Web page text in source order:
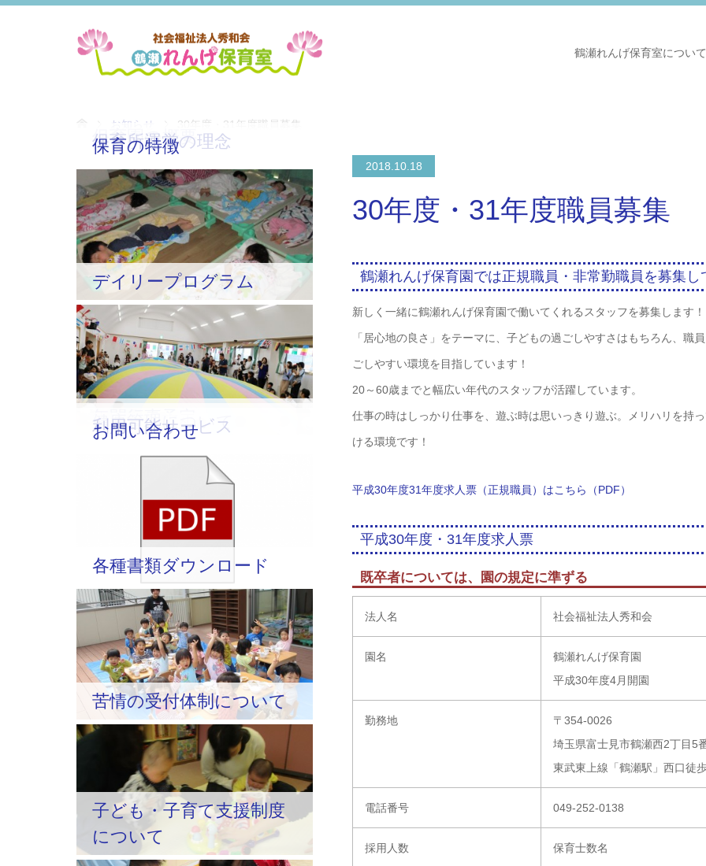
鶴瀬れんげ保育室について
お知らせ 30年度・31年度職員募集
2018.10.18
30年度・31年度職員募集
鶴瀬れんげ保育園では正規職員・非常勤職員を募集し
新しく一緒に鶴瀬れんげ保育園で働いてくれるスタッフを募集します！
「居心地の良さ」をテーマに、子どもの過ごしやすさはもちろん、職
ごしやすい環境を目指しています！
20～60歳までと幅広い年代のスタッフが活躍しています。
仕事の時はしっかり仕事を、遊ぶ時は思いっきり遊ぶ。メリハリを持
ける環境です！
平成30年度31年度求人票（正規職員）はこちら（PDF）
平成30年度・31年度求人票
既卒者については、園の規定に準ずる
法人名 社会福祉法人秀和会
園名
鶴瀬れんげ保育園
平成30年度4月開園
勤務地
〒354-0026
埼玉県富士見市鶴瀬西2丁目5
東武東上線「鶴瀬駅」西口徒
電話番号 049-252-0138
採用人数 保育士数名
保育園の概要
保育所運営の理念
保育の特徴
デイリープログラム
年間行事予定
健康管理について
利用可能サービス
お問い合わせ
各種書類ダウンロード
苦情の受付体制について
子ども・子育て支援制度
について